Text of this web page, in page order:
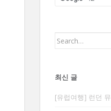
Search
최신 글
[유럽여행] 런던